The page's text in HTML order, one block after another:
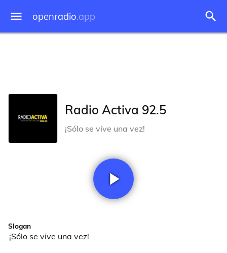
openradio.app
Radio Activa 92.5
¡Sólo se vive una vez!
Slogan
¡Sólo se vive una vez!